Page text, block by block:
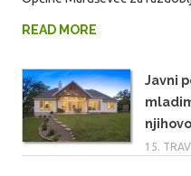
READ MORE
Javni
15.